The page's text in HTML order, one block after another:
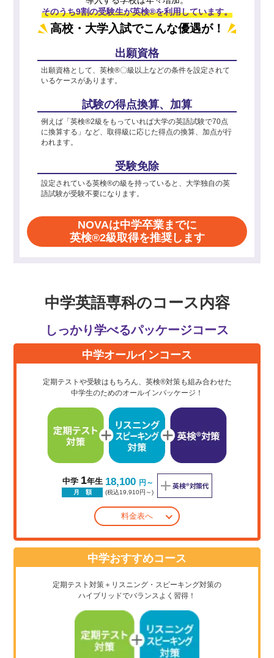
そのうち9割の受験生が英検®を利用しています。
高校・大学入試でこんな優遇が！
出願資格
出願資格として、英検®〇級以上などの条件を設定されて
いるケースがあります。
試験の得点換算、加算
例えば「英検®2級をもっていれば大学の英語試験で70点
に換算する」など、取得級に応じた得点の換算、加点が行
われます。
受験免除
設定されている英検®の級を持っていると、大学独自の英
語試験が受験不要になります。
NOVAは中学卒業までに
英検®2級取得を推奨します
中学英語専科のコース内容
しっかり学べるパッケージコース
中学オールインコース
定期テストや受験はもちろん、英検®対策も組み合わせた
中学生のためのオールインパッケージ！
中学 1年生
月 額
18,100 円～
(税込19,910円～)
料金表へ
中学おすすめコース
定期テスト対策＋リスニング・スピーキング対策の
ハイブリッドでバランスよく習得！